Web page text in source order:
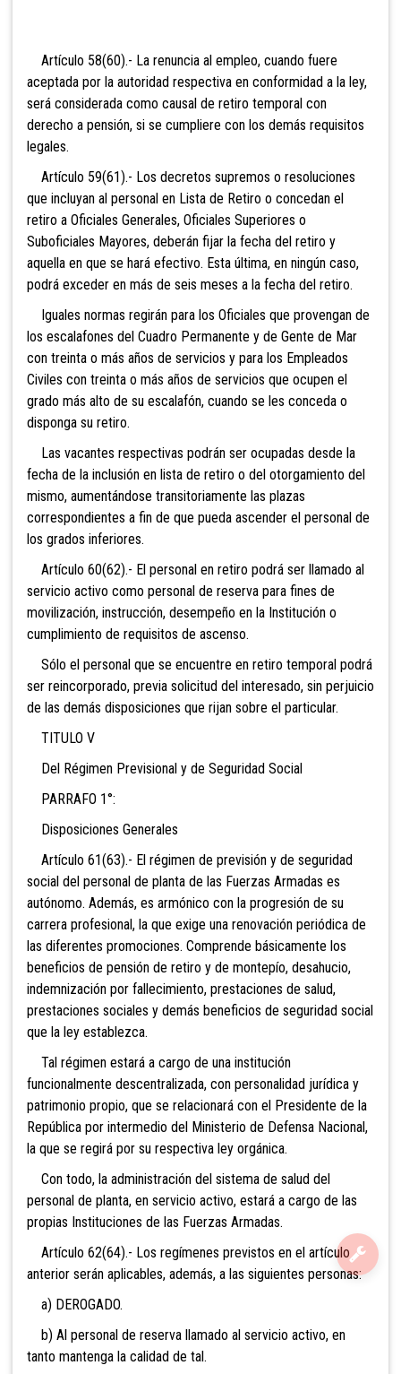
Artículo 58(60).- La renuncia al empleo, cuando fuere
aceptada por la autoridad respectiva en conformidad a la ley,
será considerada como causal de retiro temporal con
derecho a pensión, si se cumpliere con los demás requisitos
legales.
Artículo 59(61).- Los decretos supremos o resoluciones
que incluyan al personal en Lista de Retiro o concedan el
retiro a Oficiales Generales, Oficiales Superiores o
Suboficiales Mayores, deberán fijar la fecha del retiro y
aquella en que se hará efectivo. Esta última, en ningún caso,
podrá exceder en más de seis meses a la fecha del retiro.
Iguales normas regirán para los Oficiales que provengan de
los escalafones del Cuadro Permanente y de Gente de Mar
con treinta o más años de servicios y para los Empleados
Civiles con treinta o más años de servicios que ocupen el
grado más alto de su escalafón, cuando se les conceda o
disponga su retiro.
Las vacantes respectivas podrán ser ocupadas desde la
fecha de la inclusión en lista de retiro o del otorgamiento del
mismo, aumentándose transitoriamente las plazas
correspondientes a fin de que pueda ascender el personal de
los grados inferiores.
Artículo 60(62).- El personal en retiro podrá ser llamado al
servicio activo como personal de reserva para fines de
movilización, instrucción, desempeño en la Institución o
cumplimiento de requisitos de ascenso.
Sólo el personal que se encuentre en retiro temporal podrá
ser reincorporado, previa solicitud del interesado, sin perjuicio
de las demás disposiciones que rijan sobre el particular.
TITULO V
Del Régimen Previsional y de Seguridad Social
PARRAFO 1°:
Disposiciones Generales
Artículo 61(63).- El régimen de previsión y de seguridad
social del personal de planta de las Fuerzas Armadas es
autónomo. Además, es armónico con la progresión de su
carrera profesional, la que exige una renovación periódica de
las diferentes promociones. Comprende básicamente los
beneficios de pensión de retiro y de montepío, desahucio,
indemnización por fallecimiento, prestaciones de salud,
prestaciones sociales y demás beneficios de seguridad social
que la ley establezca.
Tal régimen estará a cargo de una institución
funcionalmente descentralizada, con personalidad jurídica y
patrimonio propio, que se relacionará con el Presidente de la
República por intermedio del Ministerio de Defensa Nacional,
la que se regirá por su respectiva ley orgánica.
Con todo, la administración del sistema de salud del
personal de planta, en servicio activo, estará a cargo de las
propias Instituciones de las Fuerzas Armadas.
Artículo 62(64).- Los regímenes previstos en el artículo
anterior serán aplicables, además, a las siguientes personas:
a) DEROGADO.
b) Al personal de reserva llamado al servicio activo, en
tanto mantenga la calidad de tal.